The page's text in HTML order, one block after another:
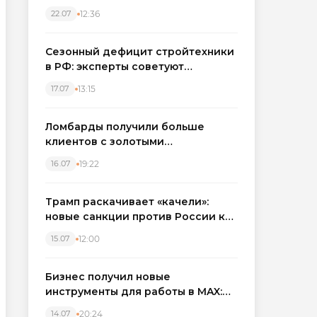
Западном регионе
22.07 12:36
Сезонный дефицит стройтехники
в РФ: эксперты советуют
17.07 13:15
Ломбарды получили больше
клиентов с золотыми
вырос на фоне подорожания
16.07 19:22
Трамп раскачивает «качели»:
новые санкции против России как
15.07 12:00
Бизнес получил новые
инструменты для работы в MAX:
14.07 20:24